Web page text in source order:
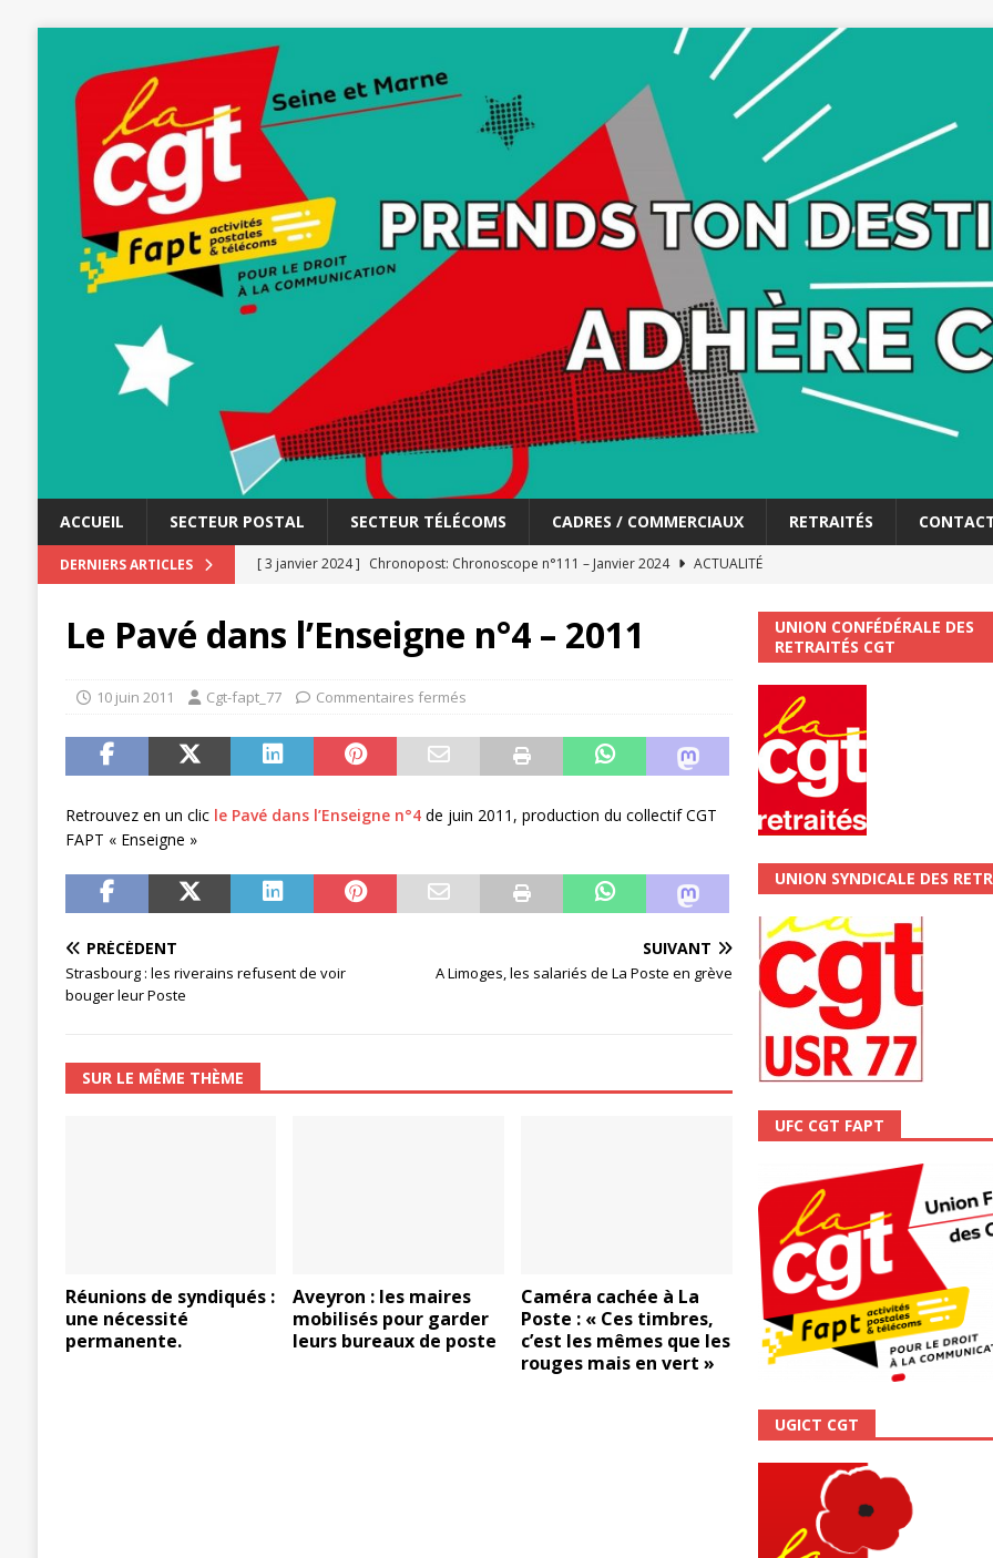
ACCUEIL SECTEUR POSTAL SECTEUR TÉLÉCOMS CADRES / COMMERCIAUX RETRAITÉS
DERNIERS ARTICLES [ 3 janvier 2024 ] Chronopost: Chronoscope n°111 – Janvier 2024
ACTUALITÉ
[ 20 novembre 2023 ]
ACTUALITÉ
[ 3 avril 2026 ] Mutuelle : encore des changements et…. des augmentations pour les salariéS !!!
[ 19 septembre 2025 ]
La Poste -Projet de développement de la Direction Commerciale DDCE/Télévente :
[ 16 septembre 2025 ]
La Poste – Activités Sociales et Culturelles : Un droit, pas un cadeau !
[ 11 septembre 2025 ]
Chronopost – ChronoScope n°126
AUTRES TRACTS
Le Pavé dans l’Enseigne n°4 – 2011
10 juin 2011 Cgt-fapt_77 Commentaires fermés
Retrouvez en un clic le Pavé dans l’Enseigne n°4de juin 2011, production du collectif CGT
FAPT « Enseigne »
PRÉCÉDENT
Strasbourg : les riverains refusent de voir
bouger leur Poste
SUIVANT
A Limoges, les salariés de La Poste en grève
SUR LE MÊME THÈME
Réunions de syndiqués :
une nécessité
permanente.
Aveyron : les maires
mobilisés pour garder
leurs bureaux de poste
Caméra cachée à La
Poste : « Ces timbres,
c’est les mêmes que les
rouges mais en vert »
UNION CONFÉDÉRALE DES
RETRAITÉS CGT
UNION SYNDICALE DES
UFC CGT FAPT
UGICT CGT